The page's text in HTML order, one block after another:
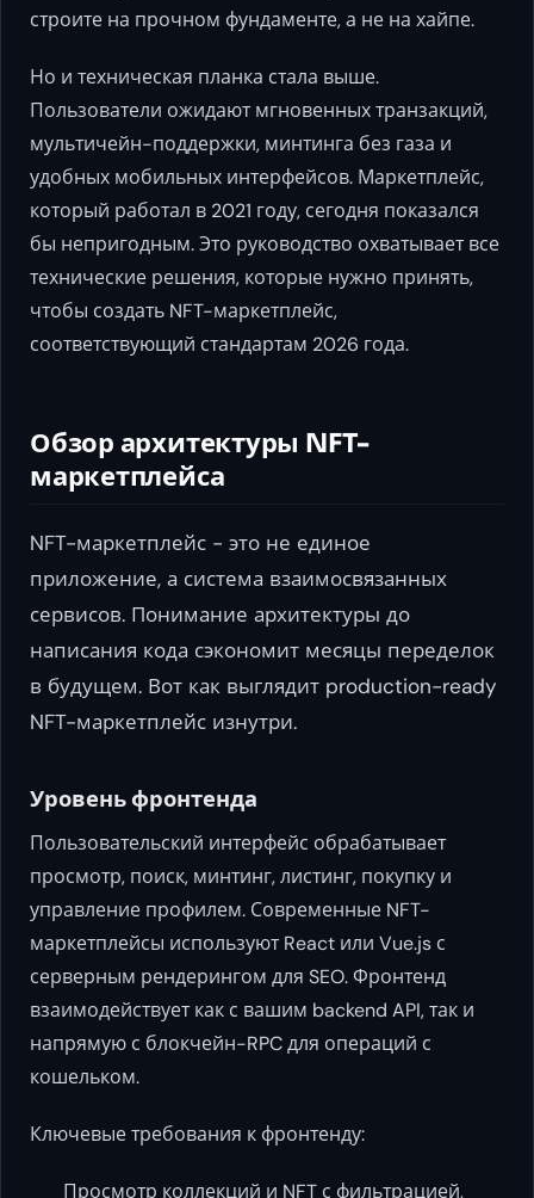
строите на прочном фундаменте, а не на хайпе.
Но и техническая планка стала выше.
Пользователи ожидают мгновенных транзакций,
мультичейн-поддержки, минтинга без газа и
удобных мобильных интерфейсов. Маркетплейс,
который работал в 2021 году, сегодня показался
бы непригодным. Это руководство охватывает все
технические решения, которые нужно принять,
чтобы создать NFT-маркетплейс,
соответствующий стандартам 2026 года.
Обзор архитектуры NFT-
маркетплейса
NFT-маркетплейс - это не единое
приложение, а система взаимосвязанных
сервисов. Понимание архитектуры до
написания кода сэкономит месяцы переделок
в будущем. Вот как выглядит production-ready
NFT-маркетплейс изнутри.
Уровень фронтенда
Пользовательский интерфейс обрабатывает
просмотр, поиск, минтинг, листинг, покупку и
управление профилем. Современные NFT-
маркетплейсы используют React или Vue.js с
серверным рендерингом для SEO. Фронтенд
взаимодействует как с вашим backend API, так и
напрямую с блокчейн-RPC для операций с
кошельком.
Ключевые требования к фронтенду:
Просмотр коллекций и NFT с фильтрацией,